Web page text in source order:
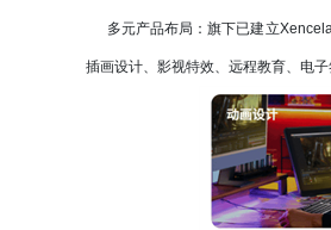
多元产品布局：旗下已建立
插画设计、影视特效、远程教育、电